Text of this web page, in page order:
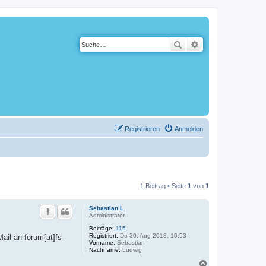
Suche
Anmelden
Registrieren
1 Beitrag • Seite 1 von 1
Sebastian L.
Administrator
Beiträge: 115
Registriert: Do 30. Aug 2018, 10:53
Vorname: Sebastian
Nachname: Ludwig
an forum[at]fs-